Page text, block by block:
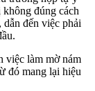
đúng cách
đến việc phải
việc làm mờ nám
đó mang lại hiệu